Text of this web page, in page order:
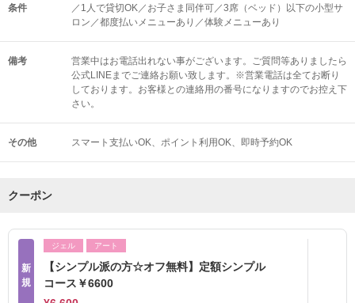
条件
／1人で貸切OK／お子さま同伴可／3席（ベッド）以下の小型サ
ロン／都度払いメニューあり／体験メニューあり
備考
営業中はお電話出れない事がございます。ご質問等ありましたら
公式LINEまでご連絡お願い致します。※営業電話は全てお断り
しております。お客様との連絡用の番号になりますのでお控え下
さい。
その他 スマート支払いOK ポイント利用OK 即時予約OK
クーポン
新
規
ジェル アート
【シンプル派の方☆オフ無料】定額シンプル
コース￥6600